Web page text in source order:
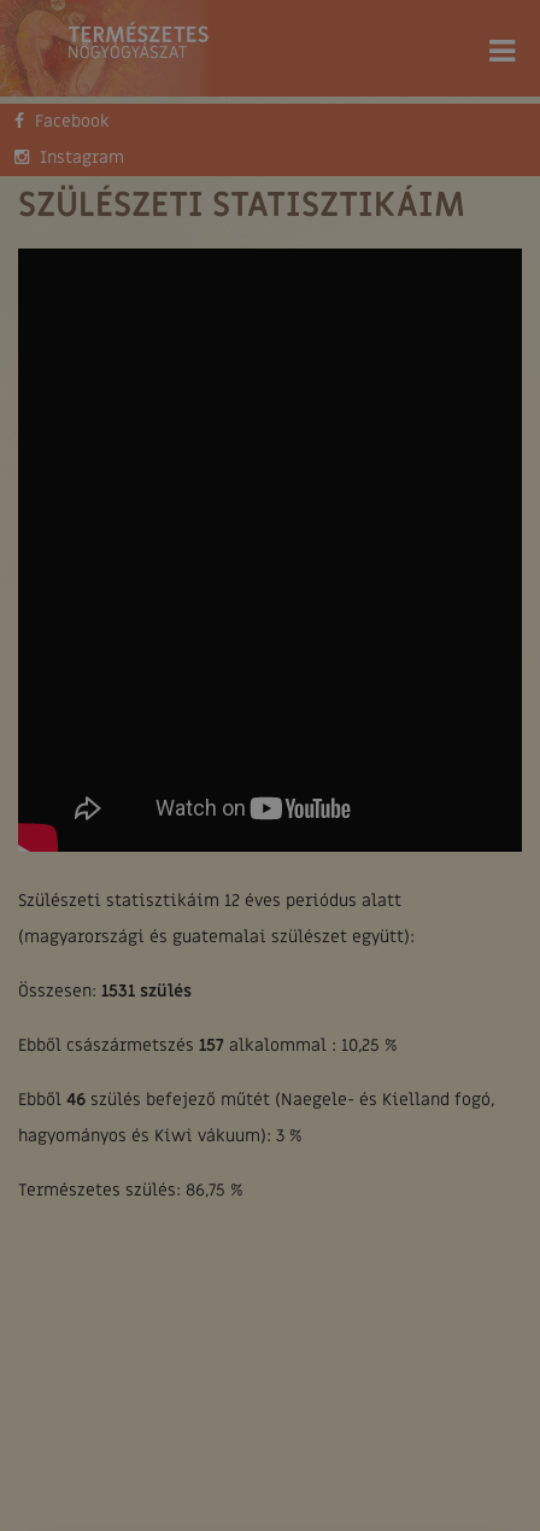
Facebook
Instagram
FŐOLDAL
SZÜLÉSZETI STATISZTIKÁIM
Szülészeti statisztikáim 12 éves periódus alatt
(magyarországi és guatemalai szülészet együtt):
Összesen: 1531 szülés
Ebből császármetszés 157 alkalommal : 10,25 %
Ebből 46 szülés befejező műtét (Naegele- és Kielland fogó,
hagyományos és Kiwi vákuum): 3 %
Természetes szülés: 86,75 %